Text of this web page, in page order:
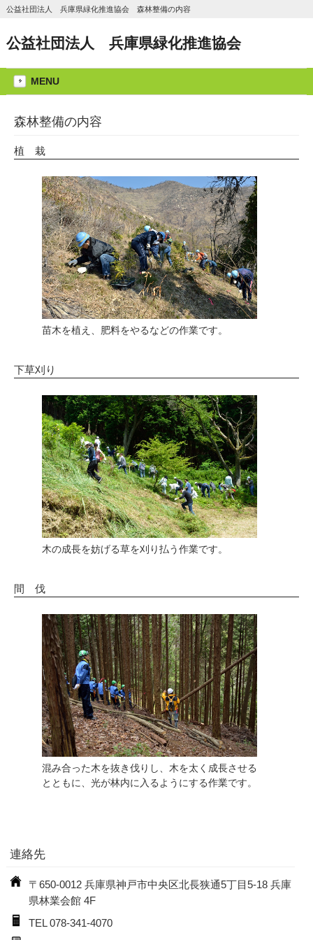
公益社団法人 兵庫県緑化推進協会 森林整備の内容
公益社団法人 兵庫県緑化推進協会
MENU
森林整備の内容
植 栽
苗木を植え、肥料をやるなどの作業です。
下草刈り
木の成長を妨げる草を刈り払う作業です。
間 伐
混み合った木を抜き伐りし、木を太く成長させる
とともに、光が林内に入るようにする作業です。
連絡先
〒650-0012 兵庫県神戸市中央区北長狭通5丁目5-18 兵庫
県林業会館 4F
TEL 078-341-4070